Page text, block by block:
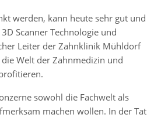
werden, kann heute sehr gut und
Scanner Technologie und
Leiter der Zahnklinik Mühldorf
Welt der Zahnmedizin und
sowohl die Fachwelt als
machen wollen. In der Tat